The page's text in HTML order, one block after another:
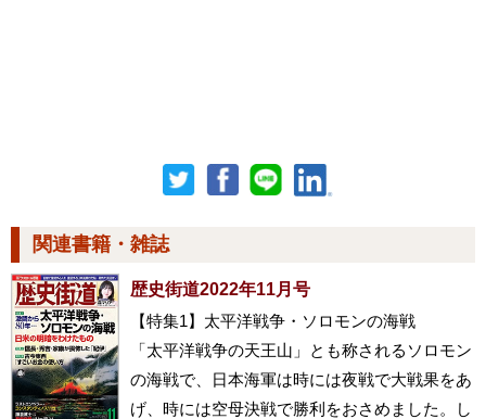
関連書籍・雑誌
歴史街道2022年11月号
【特集1】太平洋戦争・ソロモンの海戦
「太平洋戦争の天王山」とも称されるソロモン
の海戦で、日本海軍は時には夜戦で大戦果をあ
げ、時には空母決戦で勝利をおさめました。し